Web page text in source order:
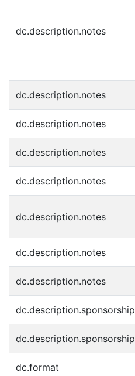
dc.description.notes
dc.description.notes
dc.description.notes
dc.description.notes
dc.description.notes
dc.description.notes
dc.description.notes
dc.description.notes
dc.description.sponsorship
dc.description.sponsorship
dc.format